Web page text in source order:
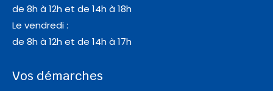
de 8h à 12h et de 14h à 18h
Le vendredi :
de 8h à 12h et de 14h à 17h
Vos démarches